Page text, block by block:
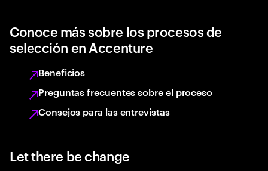
Conoce más sobre los procesos de
selección en Accenture
Beneficios
Preguntas frecuentes sobre el proceso
Consejos para las entrevistas
Let there be change